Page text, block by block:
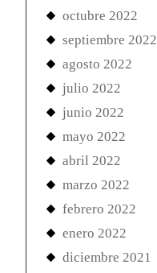
octubre 2022
septiembre 2022
agosto 2022
julio 2022
junio 2022
mayo 2022
abril 2022
marzo 2022
febrero 2022
enero 2022
diciembre 2021